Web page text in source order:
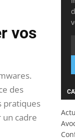
vos
des
pratiques
cadre